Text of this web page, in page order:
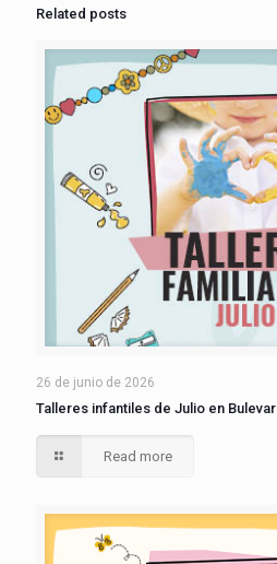
Related posts
26 de junio de 2026
Talleres infantiles de Julio en Bulevar
Read more